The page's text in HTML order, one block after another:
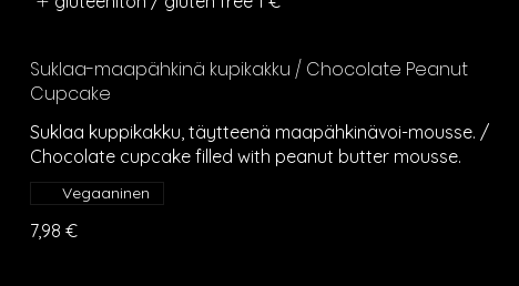
Suklaa-maapähkinä kupikakku / Chocolate Peanut
Cupcake
Suklaa kuppikakku, täytteenä maapähkinävoi-mousse. /
Chocolate cupcake filled with peanut butter mousse.
7,98 €
Vegaaninen